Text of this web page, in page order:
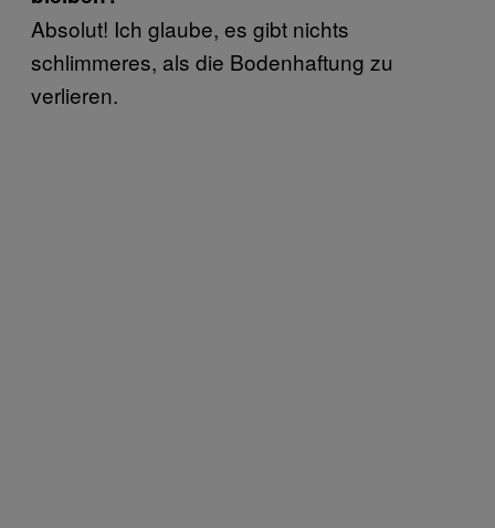
Absolut! Ich glaube, es gibt nichts
schlimmeres, als die Bodenhaftung zu
verlieren.